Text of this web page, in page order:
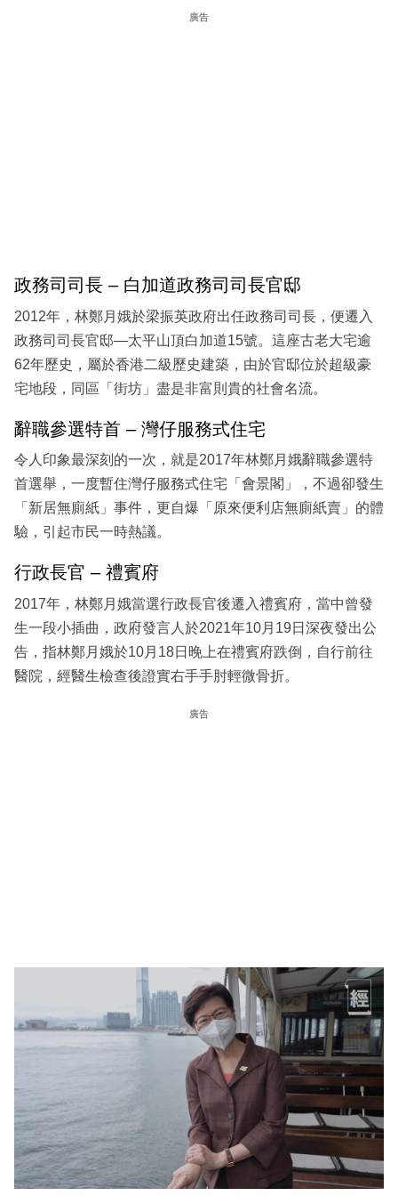
廣告
政務司司長 – 白加道政務司司長官邸
2012年，林鄭月娥於梁振英政府出任政務司司長，便遷入
政務司司長官邸—太平山頂白加道15號。這座古老大宅逾
62年歷史，屬於香港二級歷史建築，由於官邸位於超級豪
宅地段，同區「街坊」盡是非富則貴的社會名流。
辭職參選特首 – 灣仔服務式住宅
令人印象最深刻的一次，就是2017年林鄭月娥辭職參選特
首選舉，一度暫住灣仔服務式住宅「會景閣」，不過卻發生
「新居無廁紙」事件，更自爆「原來便利店無廁紙賣」的體
驗，引起市民一時熱議。
行政長官 – 禮賓府
2017年，林鄭月娥當選行政長官後遷入禮賓府，當中曾發
生一段小插曲，政府發言人於2021年10月19日深夜發出公
告，指林鄭月娥於10月18日晚上在禮賓府跌倒，自行前往
醫院，經醫生檢查後證實右手手肘輕微骨折。
廣告